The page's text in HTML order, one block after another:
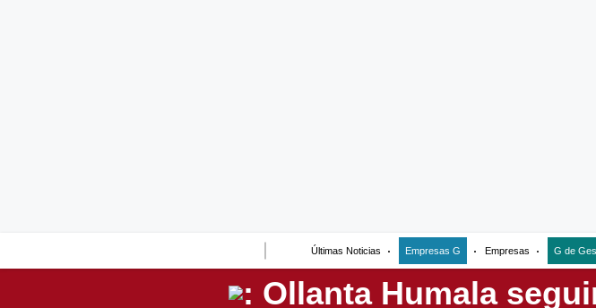
Últimas Noticias Empresas G Empresas G de